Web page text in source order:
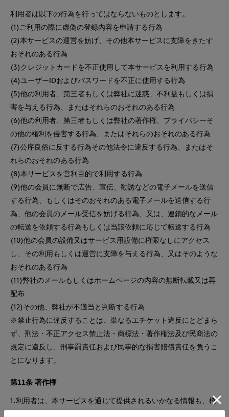
利用者は以下の行為を行ってはならないものとします。
(1)ご利用の際に虚偽の登録内容を申請する行為
(2)本サービスの運営を妨げ、その他本サービスに支障をきたす
おそれのある行為
(3)クレジットカードを不正使用して本サービスを利用する行為
(4)ユーザーIDおよびパスワードを不正に使用する行為
(5)他の利用者、第三者もしくは弊社に迷惑、不利益もしくは損
害を与える行為、またはそれらのおそれのある行為
(6)他の利用者、第三者もしくは弊社の著作権、プライバシーそ
の他の権利を侵害する行為、またはそれらのおそれのある行為
(7)公序良俗に反する行為その他法令に違反する行為、またはそ
れらのおそれのある行為
(8)本サービスを営利目的で利用する行為
(9)他の会員に無断で広告、宣伝、勧誘などの電子メールを送信
する行為、もしくはそのおそれのある電子メールを送信する行
為、他の会員のメール受信を妨げる行為、又は、連鎖的なメール
の転送を依頼する行為もしくは当該依頼に応じて転送する行為
(10)他の会員の設備又はサービス用設備に権限なしにアクセス
し、その利用もしくは運営に支障を与える行為、又はそのような
おそれのある行為
(11)弊社のメールもしくはホームページの内容の無断転載又は再
配布
(12)その他、弊社が不適当と判断する行為
※禁止行為に違反することは、単なるエチケット違反にとどまら
ず、刑法・不正アクセス禁止法・商標法・著作権法及び民商法の
規定に違反し、刑事罰責任および民事的な損害賠償責任を負うこ
とになります。
第11条 著作権
1.利用者は、本サービスを通じて提供されるいかなる情報も、権